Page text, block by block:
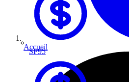
SP95
Accueil